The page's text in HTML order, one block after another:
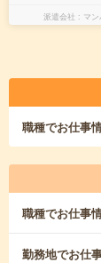
派遣会社 マ
職種でお仕事
職種でお仕事
勤務地でお仕